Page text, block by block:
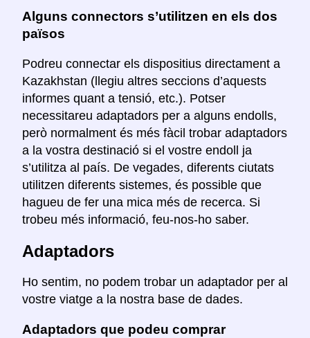
Alguns connectors s’utilitzen en els dos
països
Podreu connectar els dispositius directament a
Kazakhstan (llegiu altres seccions d’aquests
informes quant a tensió, etc.). Potser
necessitareu adaptadors per a alguns endolls,
però normalment és més fàcil trobar adaptadors
a la vostra destinació si el vostre endoll ja
s’utilitza al país. De vegades, diferents ciutats
utilitzen diferents sistemes, és possible que
hagueu de fer una mica més de recerca. Si
trobeu més informació, feu-nos-ho saber.
Adaptadors
Ho sentim, no podem trobar un adaptador per al
vostre viatge a la nostra base de dades.
Adaptadors que podeu comprar